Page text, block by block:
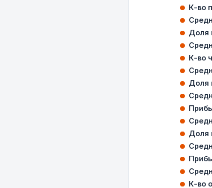
К-во
Доля
К-во
Доля
Доля
К-во